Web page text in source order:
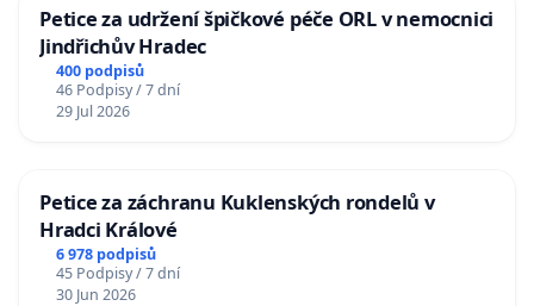
Petice za udržení špičkové péče ORL v nemocnici
Jindřichův Hradec
400 podpisů
46 Podpisy / 7 dní
29 Jul 2026
Petice za záchranu Kuklenských rondelů v
Hradci Králové
6 978 podpisů
45 Podpisy / 7 dní
30 Jun 2026